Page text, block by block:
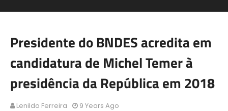
Presidente do BNDES acredita em
candidatura de Michel Temer à
presidência da República em 2018
Lenildo Ferreira 9 Years Ago